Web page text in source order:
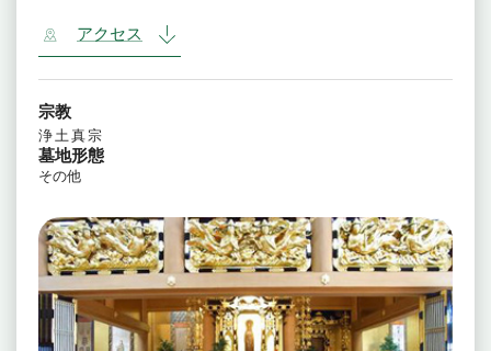
アクセス
宗教
浄土真宗
墓地形態
その他